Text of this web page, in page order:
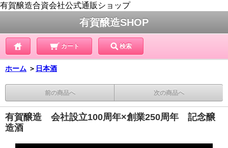
有賀醸造合資会社公式通販ショップ
有賀醸造SHOP
カート 検索
ホーム ＞ 日本酒
前の商品へ 次の商品へ
有賀醸造 会社設立100周年×創業250周年 記念醸
造酒